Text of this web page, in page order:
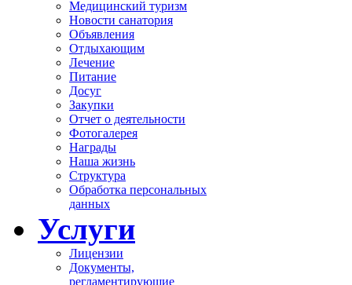
Медицинский туризм
Новости санатория
Объявления
Отдыхающим
Лечение
Питание
Досуг
Закупки
Отчет о деятельности
Фотогалерея
Награды
Наша жизнь
Структура
Обработка персональных
данных
Услуги
Лицензии
Документы,
регламентирующие